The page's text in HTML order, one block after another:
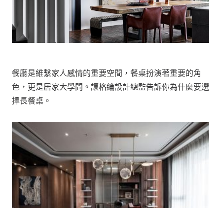
餐廳是維繫家人感情的重要空間，餐桌扮演著重要的角
色，更是居家大學問。讓格綸設計總監告訴你為什麼要選
擇長餐桌。